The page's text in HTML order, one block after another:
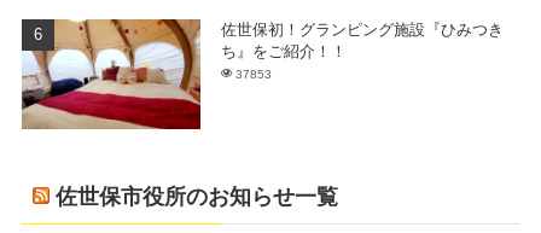
佐世保初！グランピング施設『ひみつき
ち』をご紹介！！
37853
佐世保市役所のお知らせ一覧